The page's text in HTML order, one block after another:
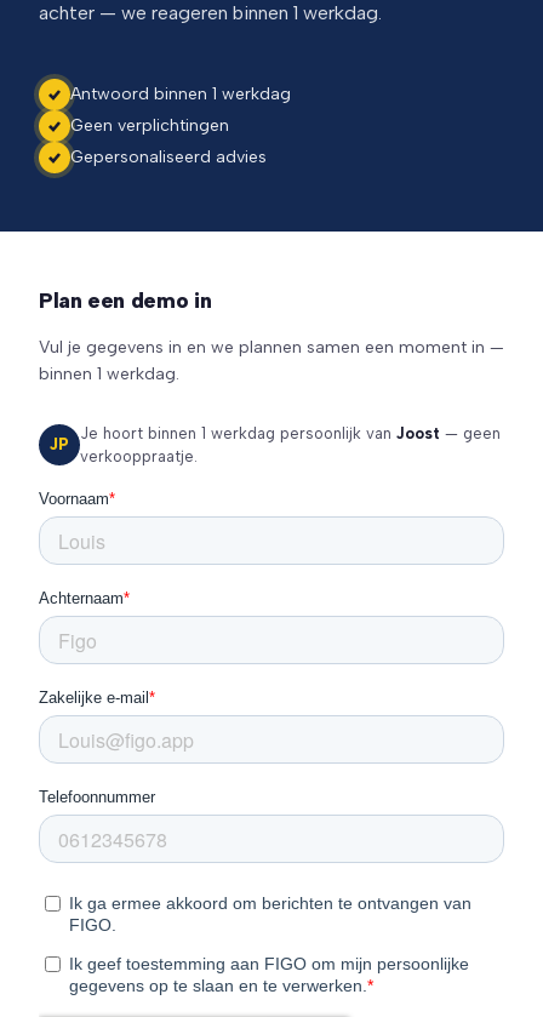
achter — we reageren binnen 1 werkdag.
Antwoord binnen 1 werkdag
Geen verplichtingen
Gepersonaliseerd advies
Plan een demo in
Vul je gegevens in en we plannen samen een moment in —
binnen 1 werkdag.
JP
Je hoort binnen 1 werkdag persoonlijk van Joost — geen
verkooppraatje.